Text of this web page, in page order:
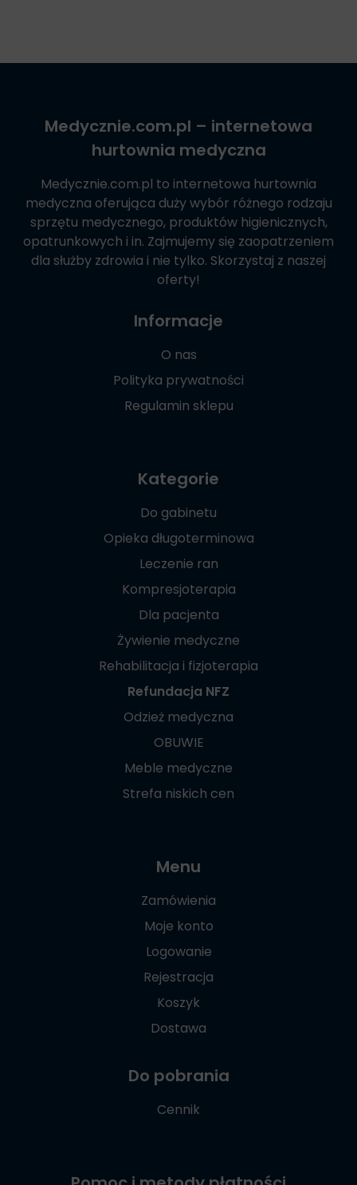
Medycznie.com.pl – internetowa
hurtownia medyczna
Medycznie.com.pl to internetowa hurtownia
medyczna oferująca duży wybór różnego rodzaju
sprzętu medycznego, produktów higienicznych,
opatrunkowych i in. Zajmujemy się zaopatrzeniem
dla służby zdrowia i nie tylko. Skorzystaj z naszej
oferty!
Informacje
O nas
Polityka prywatności
Regulamin sklepu
Kategorie
Do gabinetu
Opieka długoterminowa
Leczenie ran
Kompresjoterapia
Dla pacjenta
Żywienie medyczne
Rehabilitacja i fizjoterapia
Refundacja NFZ
Odzież medyczna
OBUWIE
Meble medyczne
Strefa niskich cen
Menu
Zamówienia
Moje konto
Logowanie
Rejestracja
Koszyk
Dostawa
Do pobrania
Cennik